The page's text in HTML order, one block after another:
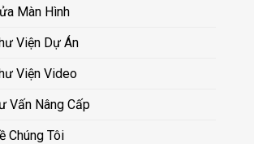
Màn Hình
Viện Dự Án
Viện Video
Vấn Nâng Cấp
Chúng Tôi